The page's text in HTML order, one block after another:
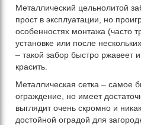
Металлический цельнолитой
прост в эксплуатации, но
особенностях монтажа (часто
установке или после
– такой забор быстро ржавеет
красить.
Металлическая сетка – самое
ограждение, но имеет
выглядит очень скромно и
достойной оградой для